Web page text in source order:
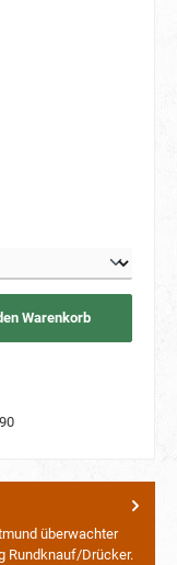
Warenkorb
überwachter
Rundknauf/Drücker.